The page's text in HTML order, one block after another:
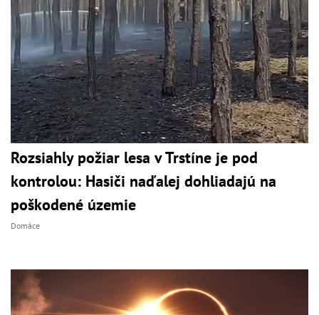
Rozsiahly požiar lesa v Trstíne je pod
kontrolou: Hasiči naďalej dohliadajú na
poškodené územie
Domáce